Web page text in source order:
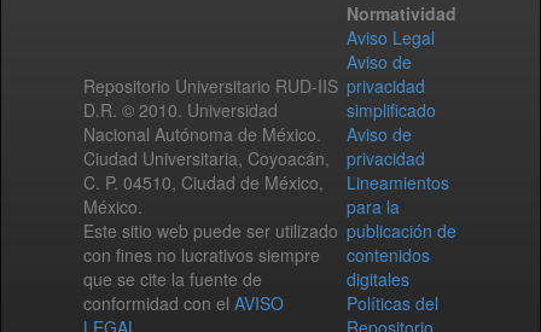
Repositorio Universitario RUD-IIS
D.R. © 2010. Universidad
Nacional Autónoma de México.
Ciudad Universitaria, Coyoacán,
C. P. 04510, Ciudad de México,
México.
Este sitio web puede ser utilizado
con fines no lucrativos siempre
que se cite la fuente de
conformidad con el AVISO
LEGAL
Normatividad
Aviso Legal
Aviso de
privacidad
simplificado
Aviso de
privacidad
Lineamientos
para la
publicación de
contenidos
digitales
Políticas del
Repositorio